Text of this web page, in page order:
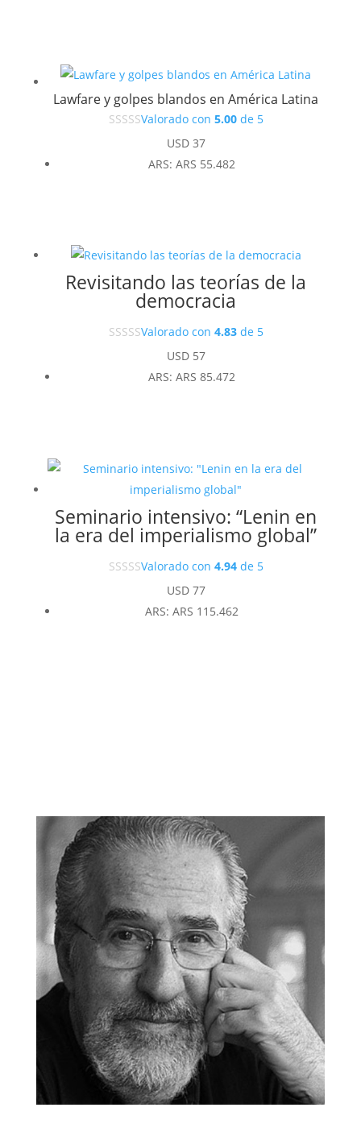
Lawfare y golpes blandos en América Latina
Valorado con 5.00de 5
USD37
ARS: ARS 55.482
Revisitando las teorías de la
democracia
Valorado con 4.83de 5
USD57
ARS: ARS 85.472
Seminario intensivo: “Lenin en
la era del imperialismo global”
Valorado con 4.94de 5
USD77
ARS: ARS 115.462